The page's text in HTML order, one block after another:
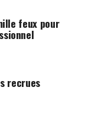
feux pour
recrues